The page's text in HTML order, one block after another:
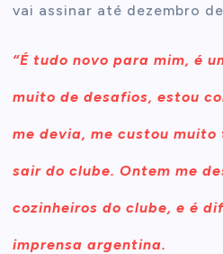
vai assinar até dezembro
“É tudo novo para mim, é
muito de desafios, estou
me devia, me custou
sair do clube. Ontem me
cozinheiros do clube, e é
imprensa argentina.